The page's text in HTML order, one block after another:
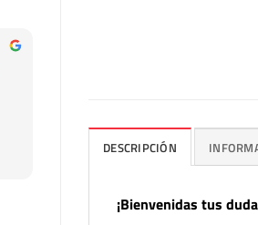
DESCRIPCIÓN
¡Bienvenidas tus